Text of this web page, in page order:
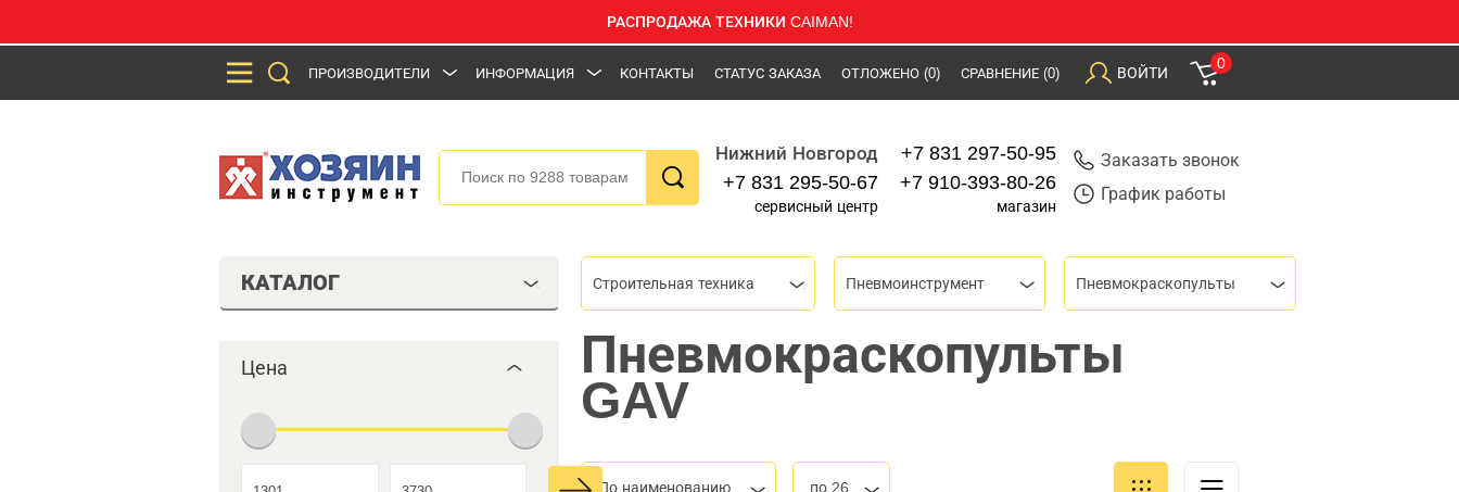
РАСПРОДАЖА ТЕХНИКИ CAIMAN!
ПРОИЗВОДИТЕЛИ ИНФОРМАЦИЯ КОНТАКТЫ СТАТУС ЗАКАЗА ОТЛОЖЕНО (0) СРАВНЕНИЕ (0) ВОЙТИ
0
Нижний Новгород
+7 831 295-50-67
сервисный центр
+7 831 297-50-95
+7 910-393-80-26
магазин
Заказать звонок
График работы
КАТАЛОГ
Цена
Строительная техника Пневмоинструмент Пневмокраскопульты
Пневмокраскопульты
GAV
По наименованию по 26